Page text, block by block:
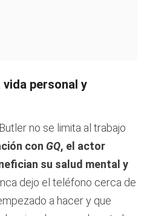
vida personal y
no se limita al trabajo
con GQ, el actor
su salud mental y
dejo el teléfono cerca de
a hacer y que